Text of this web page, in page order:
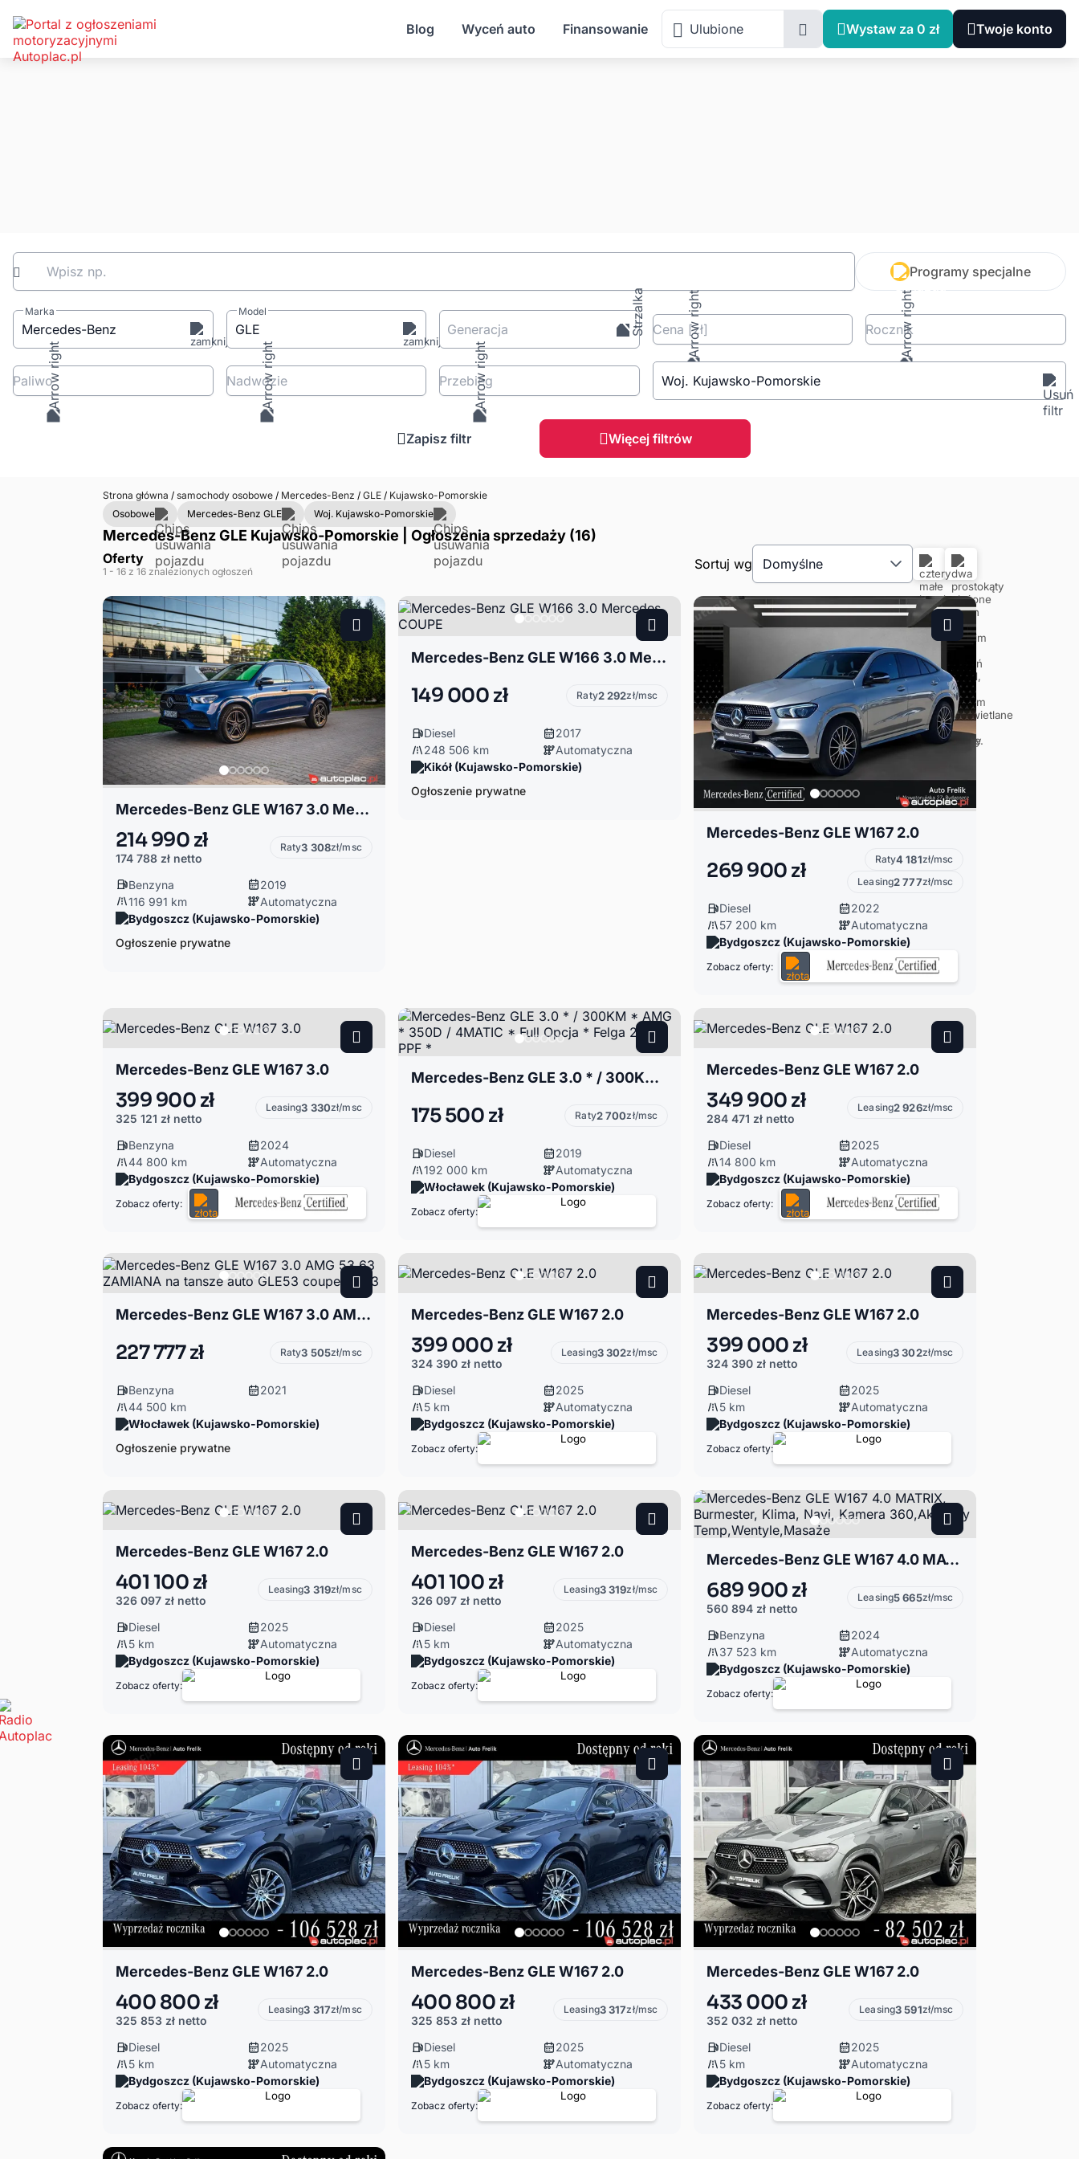
Blog Wyceń auto Finansowanie Ulubione Wystaw za 0 zł Twoje konto
Wpisz np. Programy specjalne
Marka
Mercedes-Benz
Model
GLE Generacja Cena [zł] Rocznik
Paliwo Nadwozie Przebieg Woj. Kujawsko-Pomorskie
Zapisz filtr Więcej filtrów
Strona główna /samochody osobowe /Mercedes-Benz /GLE /Kujawsko-Pomorskie
Osobowe
Mercedes-Benz GLE Woj. Kujawsko-Pomorskie
Mercedes-Benz GLE Kujawsko-Pomorskie | Ogłoszenia sprzedaży (16)
Oferty
1 - 16 z 16 znalezionych ogłoszeń Sortuj wg Domyślne
Mercedes-Benz GLE W167 3.0 Mercedes 450 4MATIC 367 KM | Salon Polska | ASO Mercedes | FV 23%
214 990 zł
174 788 zł netto
Raty3 308zł/msc
Benzyna
2019
116 991 km
Automatyczna
Bydgoszcz (Kujawsko-Pomorskie)
Ogłoszenie prywatne
Mercedes-Benz GLE W166 3.0 Mercedes COUPE
149 000 zł Raty2 292zł/msc
Diesel
2017
248 506 km
Automatyczna
Kikół (Kujawsko-Pomorskie)
Ogłoszenie prywatne
Mercedes-Benz GLE W167 2.0
269 900 zł Raty4 181zł/msc
Leasing2 777zł/msc
Diesel
2022
57 200 km
Automatyczna
Bydgoszcz (Kujawsko-Pomorskie)
Zobacz oferty:
Mercedes-Benz GLE W167 3.0
399 900 zł
325 121 zł netto
Leasing3 330zł/msc
Benzyna
2024
44 800 km
Automatyczna
Bydgoszcz (Kujawsko-Pomorskie)
Zobacz oferty:
Mercedes-Benz GLE 3.0 * / 300KM * AMG * 350D / 4MATIC * Full Opcja * Felga 23" * PPF *
175 500 zł Raty2 700zł/msc
Diesel
2019
192 000 km
Automatyczna
Włocławek (Kujawsko-Pomorskie)
Zobacz oferty:
Mercedes-Benz GLE W167 2.0
349 900 zł
284 471 zł netto
Leasing2 926zł/msc
Diesel
2025
14 800 km
Automatyczna
Bydgoszcz (Kujawsko-Pomorskie)
Zobacz oferty:
Mercedes-Benz GLE W167 3.0 AMG 53 63 ZAMIANA na tansze auto GLE53 coupe gle63
227 777 zł Raty3 505zł/msc
Benzyna
2021
44 500 km
Włocławek (Kujawsko-Pomorskie)
Ogłoszenie prywatne
Mercedes-Benz GLE W167 2.0
399 000 zł
324 390 zł netto
Leasing3 302zł/msc
Diesel
2025
5 km
Automatyczna
Bydgoszcz (Kujawsko-Pomorskie)
Zobacz oferty:
Mercedes-Benz GLE W167 2.0
399 000 zł
324 390 zł netto
Leasing3 302zł/msc
Diesel
2025
5 km
Automatyczna
Bydgoszcz (Kujawsko-Pomorskie)
Zobacz oferty:
Mercedes-Benz GLE W167 2.0
401 100 zł
326 097 zł netto
Leasing3 319zł/msc
Diesel
2025
5 km
Automatyczna
Bydgoszcz (Kujawsko-Pomorskie)
Zobacz oferty:
Mercedes-Benz GLE W167 2.0
401 100 zł
326 097 zł netto
Leasing3 319zł/msc
Diesel
2025
5 km
Automatyczna
Bydgoszcz (Kujawsko-Pomorskie)
Zobacz oferty:
Mercedes-Benz GLE W167 4.0 MATRIX, Burmester, Klima, Navi, Kamera 360,Aktywny Temp,Wentyle,Masaże
689 900 zł
560 894 zł netto
Leasing5 665zł/msc
Benzyna
2024
37 523 km
Automatyczna
Bydgoszcz (Kujawsko-Pomorskie)
Zobacz oferty:
Mercedes-Benz GLE W167 2.0
400 800 zł
325 853 zł netto
Leasing3 317zł/msc
Diesel
2025
5 km
Automatyczna
Bydgoszcz (Kujawsko-Pomorskie)
Zobacz oferty:
Mercedes-Benz GLE W167 2.0
400 800 zł
325 853 zł netto
Leasing3 317zł/msc
Diesel
2025
5 km
Automatyczna
Bydgoszcz (Kujawsko-Pomorskie)
Zobacz oferty:
Mercedes-Benz GLE W167 2.0
433 000 zł
352 032 zł netto
Leasing3 591zł/msc
Diesel
2025
5 km
Automatyczna
Bydgoszcz (Kujawsko-Pomorskie)
Zobacz oferty: